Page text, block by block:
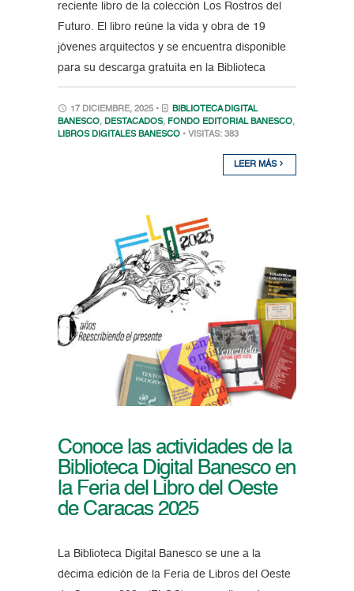
reciente libro de la colección Los Rostros del
Futuro. El libro reúne la vida y obra de 19
jóvenes arquitectos y se encuentra disponible
para su descarga gratuita en la Biblioteca
17 DICIEMBRE, 2025 •
BIBLIOTECA DIGITAL
BANESCO, DESTACADOS, FONDO EDITORIAL BANESCO,
LIBROS DIGITALES BANESCO • VISITAS: 383
LEER MÁS
Conoce las actividades de la
Biblioteca Digital Banesco en
la Feria del Libro del Oeste
de Caracas 2025
La Biblioteca Digital Banesco se une a la
décima edición de la Feria de Libros del Oeste